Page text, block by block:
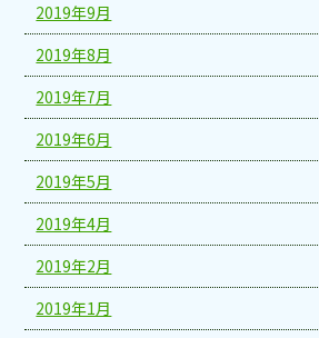
2019年9月
2019年8月
2019年7月
2019年6月
2019年5月
2019年4月
2019年2月
2019年1月